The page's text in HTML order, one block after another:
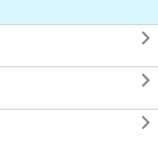


